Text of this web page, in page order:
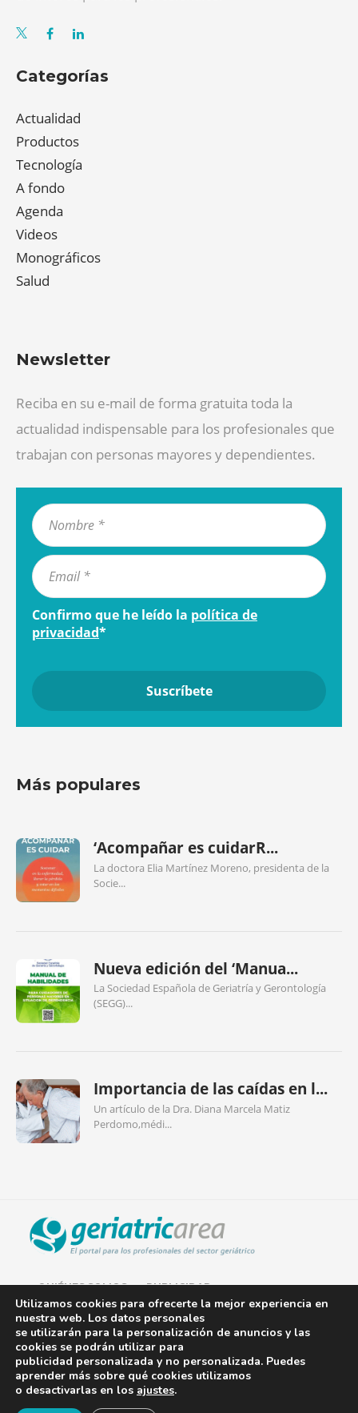
Categorías
Actualidad
Productos
Tecnología
A fondo
Agenda
Videos
Monográficos
Salud
Newsletter
Reciba en su e-mail de forma gratuita toda la
actualidad indispensable para los profesionales que
trabajan con personas mayores y dependientes.
Confirmo que he leído la política de
privacidad*
Más populares
‘Acompañar es cuidarR...
La doctora Elia Martínez Moreno, presidenta de la
Socie...
Nueva edición del ‘Manua...
La Sociedad Española de Geriatría y Gerontología
(SEGG)...
Importancia de las caídas en l...
Un artículo de la Dra. Diana Marcela Matiz
Perdomo,médi...
QUIÉNES SOMOS PUBLICIDAD
AVISO LEGAL
POLÍTICA DE COOKIES
POLÍTICA DE PRIVACIDAD
Utilizamos cookies para ofrecerte la mejor experiencia en
nuestra web. Los datos personales
se utilizarán para la personalización de anuncios y las
cookies se podrán utilizar para
publicidad personalizada y no personalizada. Puedes
aprender más sobre qué cookies utilizamos
o desactivarlas en los ajustes.